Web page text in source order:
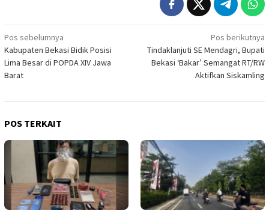
Navigasi
pos
Pos sebelumnya
Kabupaten Bekasi Bidik Posisi
Lima Besar di POPDA XIV Jawa
Barat
Pos berikutnya
Tindaklanjuti SE Mendagri, Bupati
Bekasi ‘Bakar’ Semangat RT/RW
Aktifkan Siskamling
POS TERKAIT